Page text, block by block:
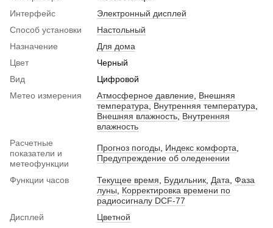
Интерфейс
Электронный дисплей
Способ установки
Настольный
Назначение
Для дома
Цвет
Черный
Вид
Цифровой
Метео измерения
Атмосферное давление, Внешняя
температура, Внутренняя температура,
Внешняя влажность, Внутренняя
влажность
Расчетные
показатели и
метеофункции
Прогноз погоды, Индекс комфорта,
Предупреждение об оледенении
Функции часов Текущее время, Будильник, Дата, Фаза
луны, Корректировка времени по
радиосигналу DCF-77
Дисплей
Цветной